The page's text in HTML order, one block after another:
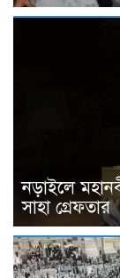
নড়াইলে
সাহা গ্রেফতার